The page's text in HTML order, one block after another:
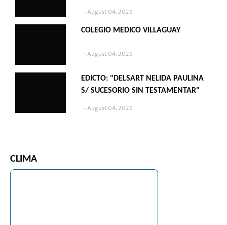
August 04, 2026
COLEGIO MEDICO VILLAGUAY
August 04, 2026
EDICTO: "DELSART NELIDA PAULINA
S/ SUCESORIO SIN TESTAMENTAR"
August 04, 2026
CLIMA